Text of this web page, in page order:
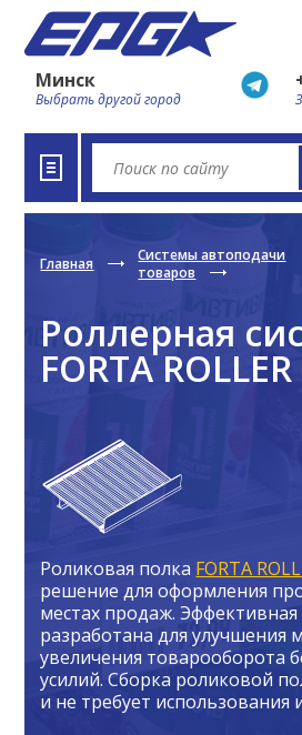
Минск
Выбрать другой город
Главная
Системы автоподачи
товаров
Роллерная
FORTA ROLLER
Роликовая полка FORTA
решение для оформления
местах продаж. Эффективная
разработана для улучшения
увеличения товарооборота
усилий. Сборка роликовой
и не требует использования